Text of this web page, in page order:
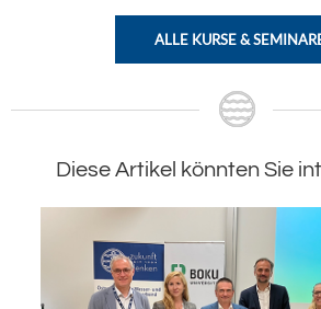
ALLE KURSE &
Diese Artikel könnten Sie